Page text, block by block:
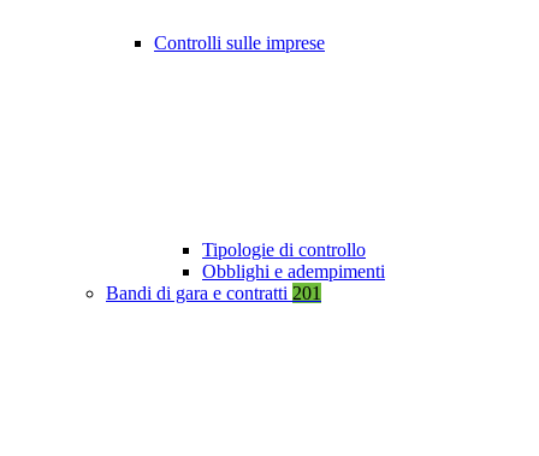
Controlli sulle imprese
Tipologie di controllo
Obblighi e adempimenti
Bandi di gara e contratti 201